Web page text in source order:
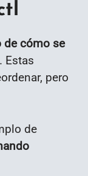
de cómo se
. Estas
pero
de